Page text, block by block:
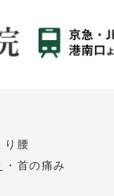
り腰
・首の痛み